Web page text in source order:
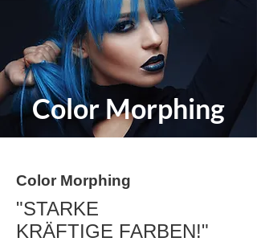
Color Morphing
Color Morphing
"STARKE
KRÄFTIGE FARBEN!"